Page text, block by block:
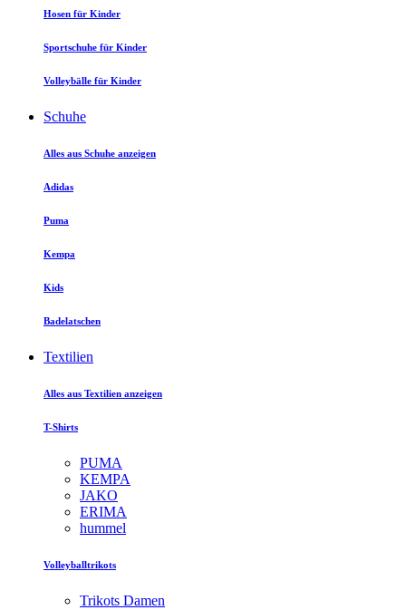
Hosen für Kinder
Sportschuhe für Kinder
Volleybälle für Kinder
Schuhe
Alles aus Schuhe anzeigen
Adidas
Puma
Kempa
Kids
Badelatschen
Textilien
Alles aus Textilien anzeigen
T-Shirts
PUMA
KEMPA
JAKO
ERIMA
hummel
Volleyballtrikots
Trikots Damen